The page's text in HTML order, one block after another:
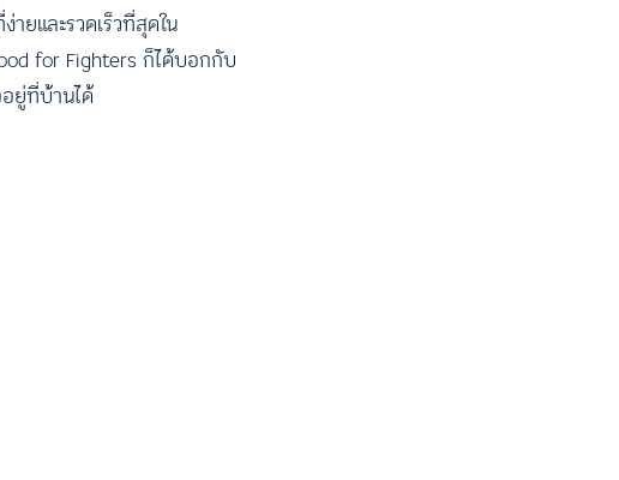
ยและรวดเร็วที่สุดใน
for Fighters ก็ได้บอกกับ
ยู่ที่บ้านได้